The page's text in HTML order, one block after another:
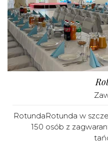
RotundaRotunda w
150 osób z